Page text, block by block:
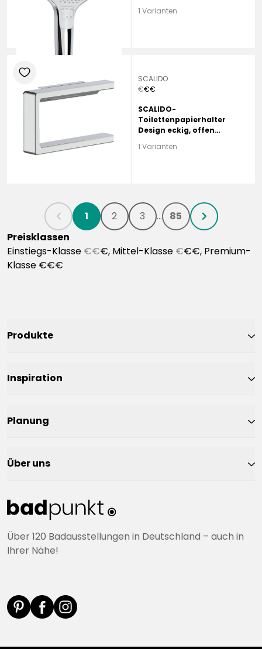
1 Varianten
heart
SCALIDO
€€€
SCALIDO-
Toilettenpapierhalter
Design eckig, offen
1 Varianten
chevronLeft 1 2 3 ... 85 chevronRight
Preisklassen
Einstiegs-Klasse €€€, Mittel-Klasse €€€, Premium-
Klasse €€€
Über 120 Badausstellungen in Deutschland – auch in
Ihrer Nähe!
Produkte
Inspiration
Planung
Über uns